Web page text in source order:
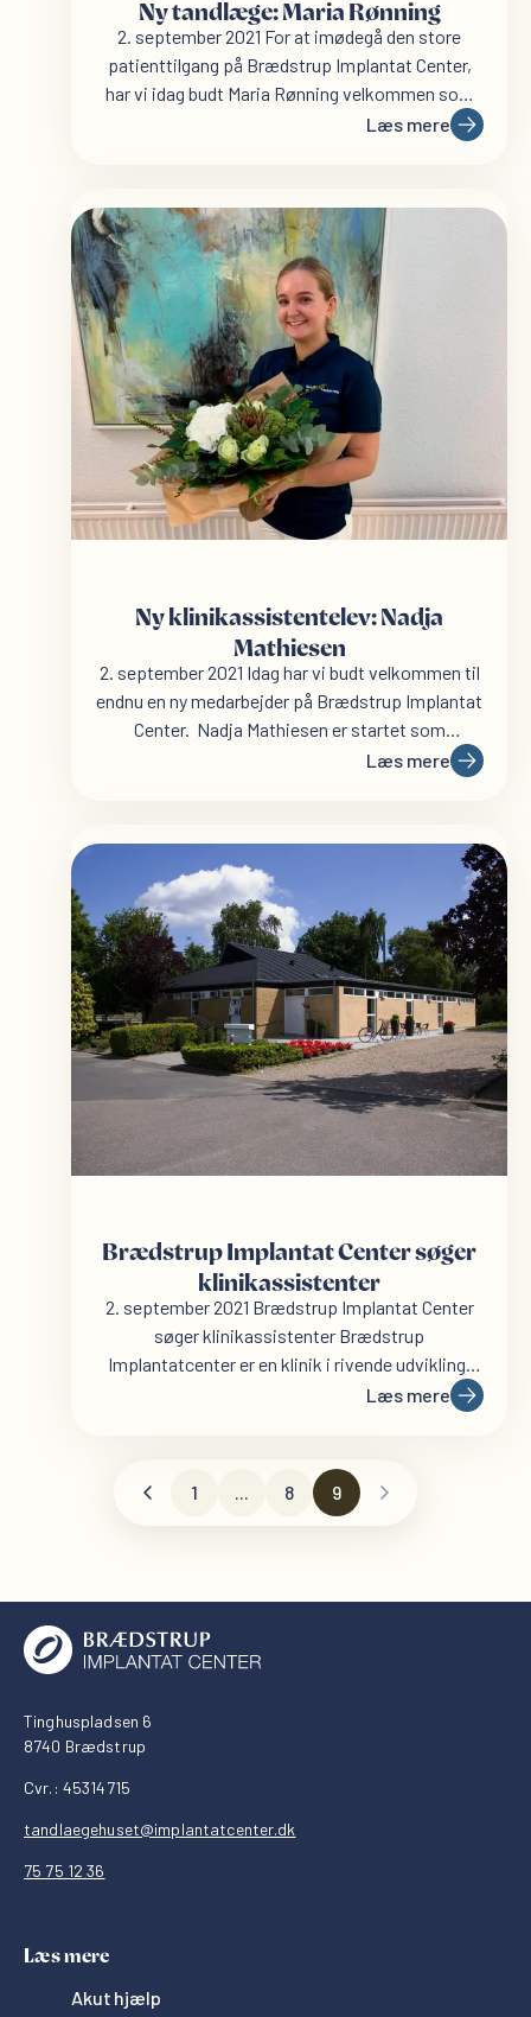
Ny tandlæge: Maria Rønning
2. september 2021 For at imødegå den store
patienttilgang på Brædstrup Implantat Center,
har vi idag budt Maria Rønning velkommen som
Læs mere
Ny klinikassistentelev: Nadja
Mathiesen
2. september 2021 Idag har vi budt velkommen til
endnu en ny medarbejder på Brædstrup Implantat
Center. Nadja Mathiesen er startet som
klinikassistentelev....Læs mere
Brædstrup Implantat Center søger
klinikassistenter
2. september 2021 Brædstrup Implantat Center
søger klinikassistenter Brædstrup
Implantatcenter er en klinik i rivende udvikling,
med meget stor tilgang af patienter....
Læs mere
1 ... 8 9
Tinghuspladsen 6
8740 Brædstrup
Cvr.: 45314715
tandlaegehuset@implantatcenter.dk
75 75 12 36
Læs mere
Akut hjælp